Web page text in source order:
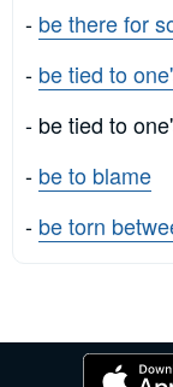
- be there for
- be tied to
- be tied to
- be to blame
- be torn